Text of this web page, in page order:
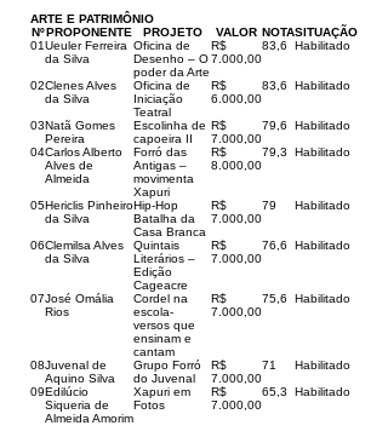
ARTE E PATRIMÔNIO
NºPROPONENTE PROJETO VALOR NOTASITUAÇÃO
01Ueuler Ferreira
da Silva
Oficina de
Desenho – O
poder da Arte
R$
7.000,00
83,6 Habilitado
02Clenes Alves
da Silva
Oficina de
Iniciação
Teatral
R$
6.000,00
83,6 Habilitado
03Natã Gomes
Pereira
Escolinha de
capoeira II
R$
7.000,00
79,6
Habilitado
04Carlos Alberto
Alves de
Almeida
Forró das
Antigas –
movimenta
Xapuri
R$
8.000,00
79,3 Habilitado
05Hericlis Pinheiro
da Silva
Hip-Hop
Batalha da
Casa Branca
R$
7.000,00
79 Habilitado
06Clemilsa Alves
da Silva
Quintais
Literários –
Edição
Cageacre
R$
7.000,00
76,6 Habilitado
07José Omália
Rios
Cordel na
escola-
versos que
ensinam e
cantam
R$
7.000,00
75,6 Habilitado
08Juvenal de
Aquino Silva
Grupo Forró
do Juvenal
R$
7.000,00
71
Habilitado
09Edilúcio
Siqueria de
Almeida Amorim
Xapuri em
Fotos
R$
7.000,00
65,3 Habilitado